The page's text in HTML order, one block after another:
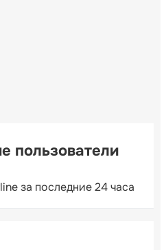
пользователи
за последние 24 часа